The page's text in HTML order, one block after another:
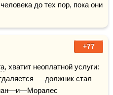
до тех пор, пока они
+77
, хватит неоплатной услуги:
— должник стал